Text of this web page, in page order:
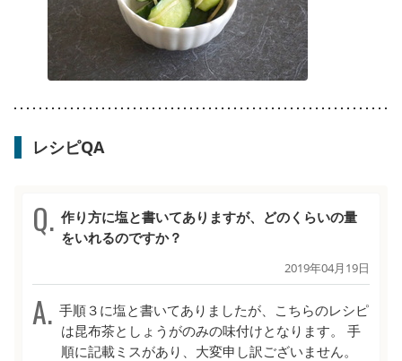
レシピQA
作り方に塩と書いてありますが、どのくらいの量
をいれるのですか？
2019年04月19日
手順３に塩と書いてありましたが、こちらのレシピ
は昆布茶としょうがのみの味付けとなります。 手
順に記載ミスがあり、大変申し訳ございません。